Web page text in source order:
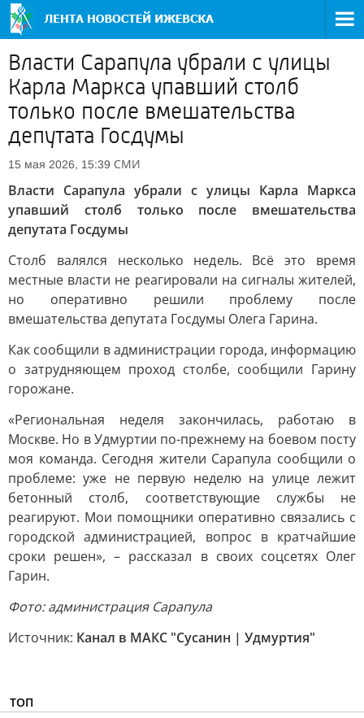
Власти Сарапула убрали с улицы
Карла Маркса упавший столб
только после вмешательства
депутата Госдумы
15 мая 2026, 15:39 СМИ
Власти Сарапула убрали с улицы Карла Маркса
упавший столб только после вмешательства
депутата Госдумы
Столб валялся несколько недель. Всё это время
местные власти не реагировали на сигналы жителей,
но оперативно решили проблему после
вмешательства депутата Госдумы Олега Гарина.
Как сообщили в администрации города, информацию
о затрудняющем проход столбе, сообщили Гарину
горожане.
«Региональная неделя закончилась, работаю в
Москве. Но в Удмуртии по-прежнему на боевом посту
моя команда. Сегодня жители Сарапула сообщили о
проблеме: уже не первую неделю на улице лежит
бетонный столб, соответствующие службы не
реагируют. Мои помощники оперативно связались с
городской администрацией, вопрос в кратчайшие
сроки решен», – рассказал в своих соцсетях Олег
Гарин.
Фото: администрация Сарапула
Источник: Канал в МАКС "Сусанин | Удмуртия"
ТОП